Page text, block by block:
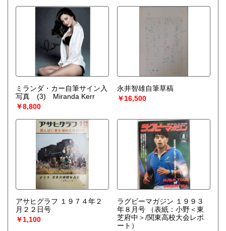
ミランダ・カー自筆サイン入
写真 (3) Miranda Kerr
￥8,800
永井智雄自筆草稿
￥16,500
アサヒグラフ １９７４年２
月２２日号
￥1,100
ラグビーマガジン １９９３
年８月号
（表紙：小野＜東
芝府中＞/関東高校大会レポ
ート）